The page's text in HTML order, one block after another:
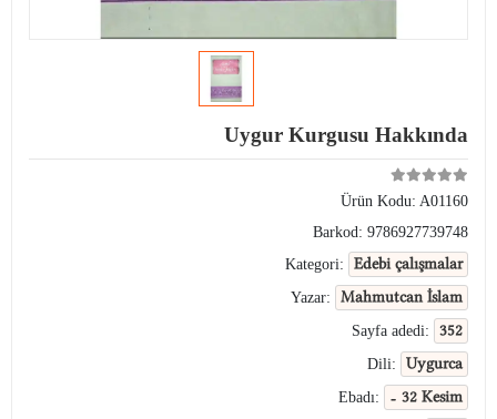
Uygur Kurgusu Hakkında
Ürün Kodu: A01160
Barkod: 9786927739748
Kategori:
Edebi çalışmalar
Yazar: Mahmutcan İslam
Sayfa adedi: 352
Dili: Uygurca
Ebadı: - 32 Kesim